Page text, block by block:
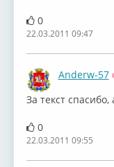
0
22.03.2011 09:47
Anderw-57
За текст
0
22.03.2011 09:55